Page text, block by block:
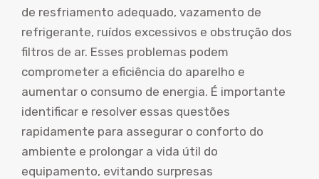
de resfriamento adequado, vazamento de
refrigerante, ruídos excessivos e obstrução dos
filtros de ar. Esses problemas podem
comprometer a eficiência do aparelho e
aumentar o consumo de energia. É importante
identificar e resolver essas questões
rapidamente para assegurar o conforto do
ambiente e prolongar a vida útil do
equipamento, evitando surpresas